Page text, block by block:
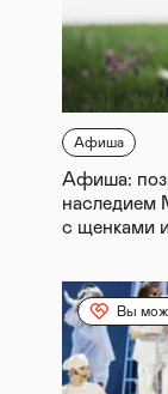
Афиша
Афиша:
наследием
с щенками и
Вы